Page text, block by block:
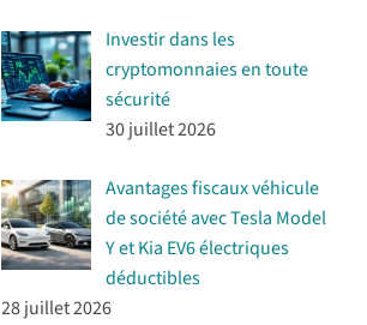
Investir dans les
cryptomonnaies en toute
sécurité
30 juillet 2026
Avantages fiscaux véhicule
de société avec Tesla Model
Y et Kia EV6 électriques
déductibles
28 juillet 2026